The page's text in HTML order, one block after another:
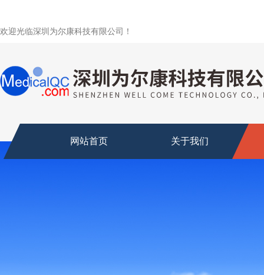
欢迎光临深圳为尔康科技有限公司！
网站首页 关于我们